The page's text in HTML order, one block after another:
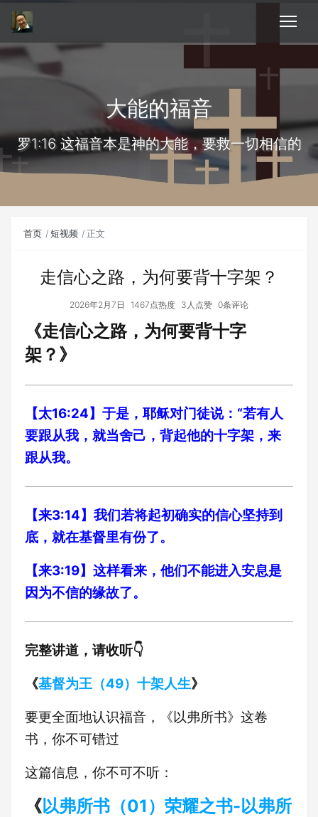
大能的福音
罗1:16 这福音本是神的大能，要救一切相信的
首页 短视频 正文
走信心之路，为何要背十字架？
2026年2月7日 1467点热度 3人点赞 0条评论
《走信心之路，为何要背十字
架？》
【太16:24】于是，耶稣对门徒说：“若有人
要跟从我，就当舍己，背起他的十字架，来
跟从我。
【来3:14】我们若将起初确实的信心坚持到
底，就在基督里有份了。
【来3:19】这样看来，他们不能进入安息是
因为不信的缘故了。
完整讲道，请收听👇
《基督为王（49）十架人生》
要更全面地认识福音，《以弗所书》这卷
书，你不可错过
这篇信息，你不可不听：
《以弗所书（01）荣耀之书-以弗所